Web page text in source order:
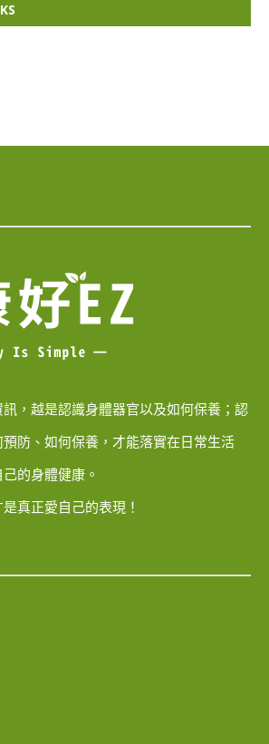
，越是認識身體器官以及如何保養；認
防、如何保養，才能落實在日常生活
的身體健康。
真正愛自己的表現！